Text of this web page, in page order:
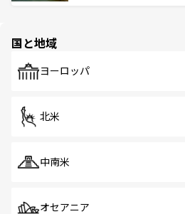
で、ホーカーズは地元の風
国と地域
ヨーロッパ
北米
中南米
オセアニア